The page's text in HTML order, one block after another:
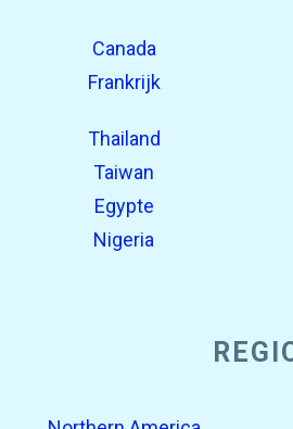
Canada
Frankrijk
Thailand
Taiwan
Egypte
Nigeria